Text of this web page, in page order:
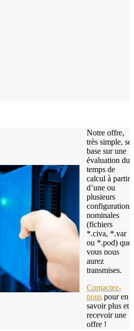
Notre offre,
très simple, se
base sur une
évaluation du
temps de
calcul à partir
d’une ou
plusieurs
configurations
nominales
(fichiers
*.civa, *.var
ou *.pod) que
vous nous
aurez
transmises.
Contactez-
nous pour en
savoir plus et
recevoir une
offre !